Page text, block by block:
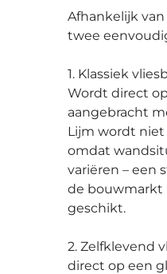
Afhankelijk
twee
1. Klassiek
Wordt direct
aangebracht
Lijm wordt
omdat
variëren – een
de bouwmarkt
geschikt.
2. Zelfklevend
direct op een